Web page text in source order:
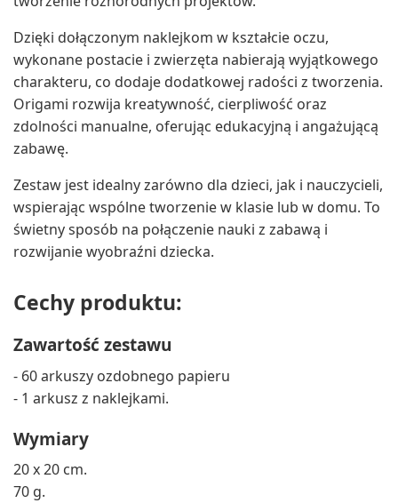
Dzięki dołączonym naklejkom w kształcie oczu,
wykonane postacie i zwierzęta nabierają wyjątkowego
charakteru, co dodaje dodatkowej radości z tworzenia.
Origami rozwija kreatywność, cierpliwość oraz
zdolności manualne, oferując edukacyjną i angażującą
zabawę.
Zestaw jest idealny zarówno dla dzieci, jak i nauczycieli,
wspierając wspólne tworzenie w klasie lub w domu. To
świetny sposób na połączenie nauki z zabawą i
rozwijanie wyobraźni dziecka.
Cechy produktu:
Zawartość zestawu
- 60 arkuszy ozdobnego papieru
- 1 arkusz z naklejkami.
Wymiary
20 x 20 cm.
70 g.